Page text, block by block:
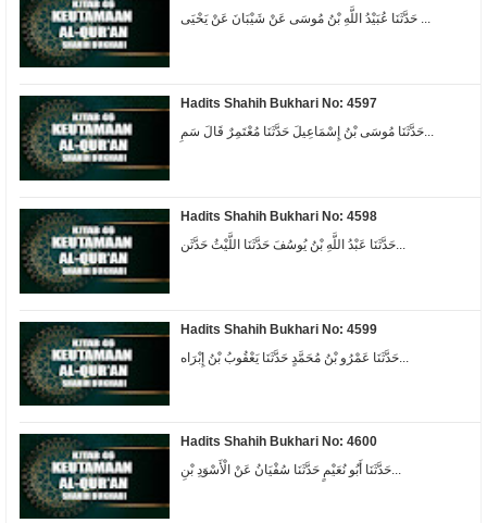
حَدَّثَنَا عُبَيْدُ اللَّهِ بْنُ مُوسَى عَنْ شَيْبَانَ عَنْ يَحْيَى ...
Hadits Shahih Bukhari No: 4597
حَدَّثَنَا مُوسَى بْنُ إِسْمَاعِيلَ حَدَّثَنَا مُعْتَمِرٌ قَالَ سَمِ...
Hadits Shahih Bukhari No: 4598
Hadits Shahih Bukhari No: 4599
Hadits Shahih Bukhari No: 4600
حَدَّثَنَا أَبُو نُعَيْمٍ حَدَّثَنَا سُفْيَانُ عَنْ الْأَسْوَدِ بْنِ...